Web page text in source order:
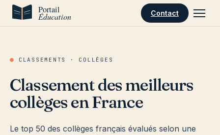
Aller au contenu
Contact
● CLASSEMENTS · COLLÈGES
Classement des meilleurs
collèges en France
Le top 50 des collèges français évalués selon une